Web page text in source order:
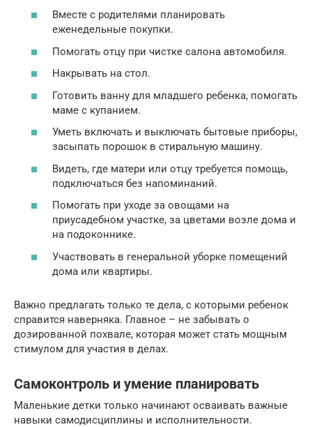
Вместе с родителями планировать
еженедельные покупки.
Помогать отцу при чистке салона автомобиля.
Накрывать на стол.
Готовить ванну для младшего ребенка, помогать
маме с купанием.
Уметь включать и выключать бытовые приборы,
засыпать порошок в стиральную машину.
Видеть, где матери или отцу требуется помощь,
подключаться без напоминаний.
Помогать при уходе за овощами на
приусадебном участке, за цветами возле дома и
на подоконнике.
Участвовать в генеральной уборке помещений
дома или квартиры.
Важно предлагать только те дела, с которыми ребенок
справится наверняка. Главное – не забывать о
дозированной похвале, которая может стать мощным
стимулом для участия в делах.
Самоконтроль и умение планировать
Маленькие детки только начинают осваивать важные
навыки самодисциплины и исполнительности.